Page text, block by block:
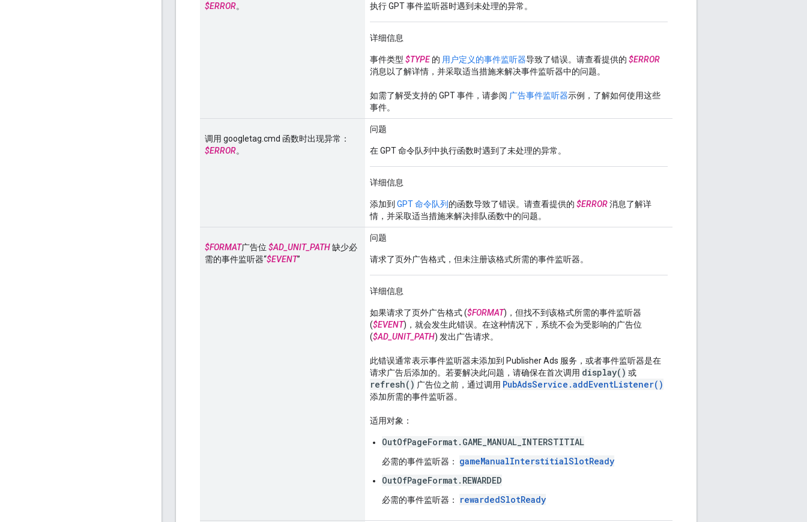
$ERROR。 执行 GPT 事件监听器时遇到未处理的异常。
详细信息
事件类型 $TYPE的 用户定义的事件监听器导致了错误。请查看提供的 $ERROR
消息以了解详情，并采取适当措施来解决事件监听器中的问题。
如需了解受支持的 GPT 事件，请参阅 广告事件监听器示例，了解如何使用这些
事件。
调用 googletag.cmd 函数时出现异常：
$ERROR。
问题
在 GPT 命令队列中执行函数时遇到了未处理的异常。
详细信息
添加到 GPT 命令队列 的函数导致了错误。请查看提供的 $ERROR消息了解详
情，并采取适当措施来解决排队函数中的问题。
$FORMAT广告位 $AD_UNIT_PATH缺少必
需的事件监听器“$EVENT”
问题
请求了页外广告格式，但未注册该格式所需的事件监听器。
详细信息
如果请求了页外广告格式 ($FORMAT)，但找不到该格式所需的事件监听器
($EVENT)，就会发生此错误。在这种情况下，系统不会为受影响的广告位
($AD_UNIT_PATH) 发出广告请求。
此错误通常表示事件监听器未添加到 Publisher Ads 服务，或者事件监听器是在
请求广告后添加的。若要解决此问题，请确保在首次调用 display() 或
refresh() 广告位之前，通过调用 PubAdsService.addEventListener()
添加所需的事件监听器。
适用对象：
OutOfPageFormat.GAME_MANUAL_INTERSTITIAL
必需的事件监听器：
gameManualInterstitialSlotReady
OutOfPageFormat.REWARDED
必需的事件监听器： rewardedSlotReady